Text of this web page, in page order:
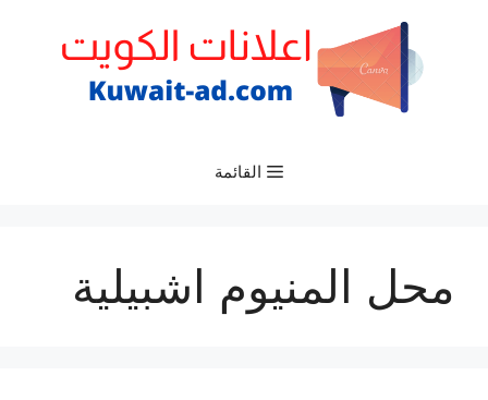
القائمة
محل المنيوم اشبيلية